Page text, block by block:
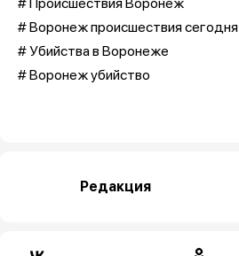
# Воронеж происшествия сегодня
# Убийства в Воронеже
# Воронеж убийство
Редакция